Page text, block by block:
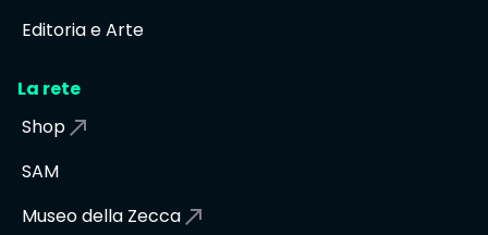
Editoria e Arte
La rete
Shop
SAM
Museo della Zecca